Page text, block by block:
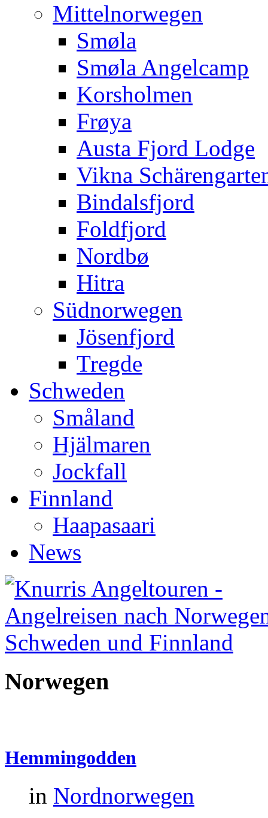
Mittelnorwegen
Smøla
Smøla Angelcamp
Korsholmen
Frøya
Austa Fjord Lodge
Vikna
Bindalsfjord
Foldfjord
Nordbø
Hitra
Südnorwegen
Jösenfjord
Tregde
Schweden
Småland
Hjälmaren
Jockfall
Finnland
Haapasaari
News
Norwegen
Hemmingodden
in Nordnorwegen